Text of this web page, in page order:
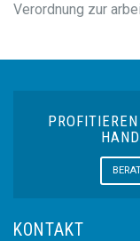
Verordnung zur
KONTAKT